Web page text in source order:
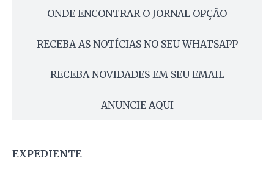
ONDE ENCONTRAR O JORNAL OPÇÃO
RECEBA AS NOTÍCIAS NO SEU WHATSAPP
RECEBA NOVIDADES EM SEU EMAIL
ANUNCIE AQUI
EXPEDIENTE